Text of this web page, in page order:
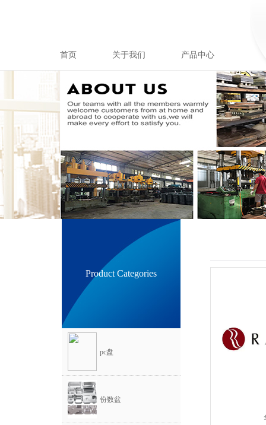
首页 关于我们 产品中心
Product Categories
pc盘
份数盆